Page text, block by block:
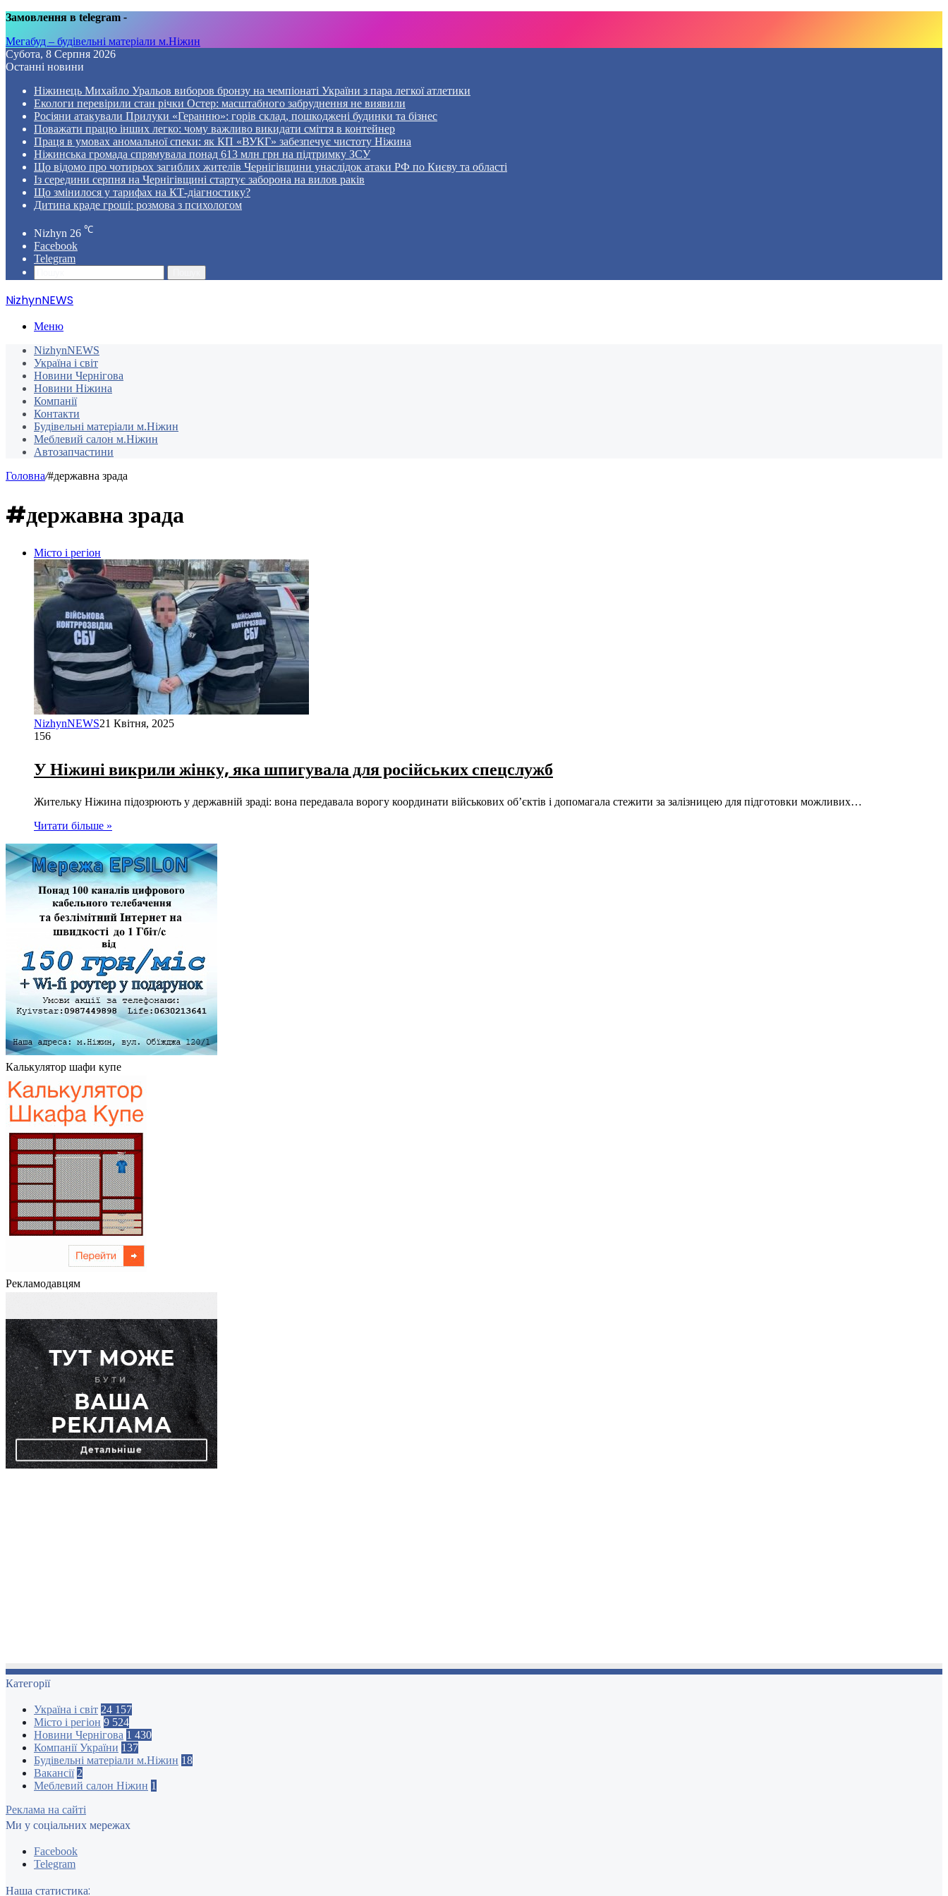
Замовлення в telegram -
Мегабуд – будівельні матеріали м.Ніжин
Субота, 8 Серпня 2026
Останні новини
Ніжинець Михайло Уральов виборов бронзу на чемпіонаті України з пара легкої атлетики
Екологи перевірили стан річки Остер: масштабного забруднення не виявили
Росіяни атакували Прилуки «Геранню»: горів склад, пошкоджені будинки та бізнес
Поважати працю інших легко: чому важливо викидати сміття в контейнер
Праця в умовах аномальної спеки: як КП «ВУКГ» забезпечує чистоту Ніжина
Ніжинська громада спрямувала понад 613 млн грн на підтримку ЗСУ
Що відомо про чотирьох загиблих жителів Чернігівщини унаслідок атаки РФ по Києву та області
Із середини серпня на Чернігівщині стартує заборона на вилов раків
Що змінилося у тарифах на КТ-діагностику?
Дитина краде гроші: розмова з психологом
Nizhyn 26 ℃
Facebook
Telegram
NizhynNEWS
Меню
NizhynNEWS
Україна і світ
Новини Чернігова
Новини Ніжина
Компанії
Контакти
Будівельні матеріали м.Ніжин
Меблевий салон м.Ніжин
Автозапчастини
Головна/#державна зрада
#державна зрада
Місто і регіон
NizhynNEWS21 Квітня, 2025
156
У Ніжині викрили жінку, яка шпигувала для російських спецслужб
Жительку Ніжина підозрюють у державній зраді: вона передавала ворогу координати військових об’єктів і допомагала стежити за залізницею для підготовки можливих…
Читати більше »
Калькулятор шафи купе
Рекламодавцям
Категорії
Україна і світ 24 157
Місто і регіон 9 524
Новини Чернігова 1 430
Компанії України 137
Будівельні матеріали м.Ніжин 18
Вакансії 2
Меблевий салон Ніжин 1
Реклама на сайті
Ми у соціальних мережах
Facebook
Telegram
Наша статистика: